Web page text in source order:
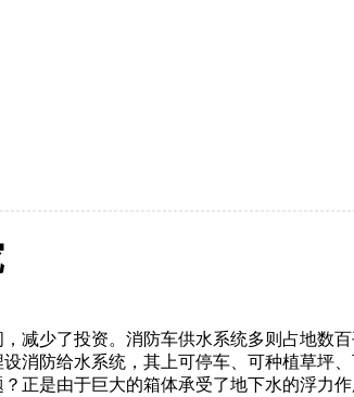
减少了投资。消防车供水系统多则占地数
消防给水系统，其上可停车、可种植草坪
正是由于巨大的箱体承受了地下水的浮力